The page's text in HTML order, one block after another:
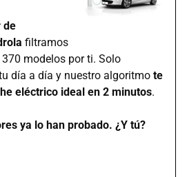
de
filtramos
modelos por ti. Solo
día a día y nuestro algoritmo te
eléctrico ideal en 2 minutos.
ya lo han probado. ¿Y tú?